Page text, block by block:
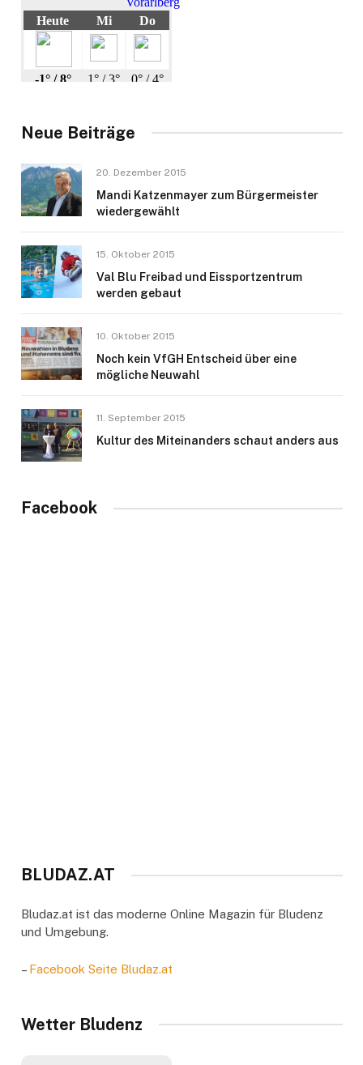
Neue Beiträge
20. Dezember 2015
Mandi Katzenmayer zum Bürgermeister
wiedergewählt
15. Oktober 2015
Val Blu Freibad und Eissportzentrum
werden gebaut
10. Oktober 2015
Noch kein VfGH Entscheid über eine
mögliche Neuwahl
11. September 2015
Kultur des Miteinanders schaut anders aus
Facebook
BLUDAZ.AT
Bludaz.at ist das moderne Online Magazin für Bludenz
und Umgebung.
– Facebook Seite Bludaz.at
Wetter Bludenz